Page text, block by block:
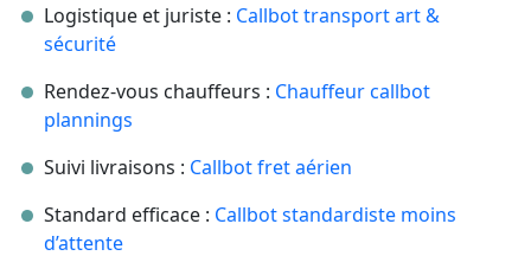
Logistique et juriste : Callbot transport art &
sécurité
Rendez-vous chauffeurs : Chauffeur callbot
plannings
Suivi livraisons : Callbot fret aérien
Standard efficace : Callbot standardiste moins
d’attente